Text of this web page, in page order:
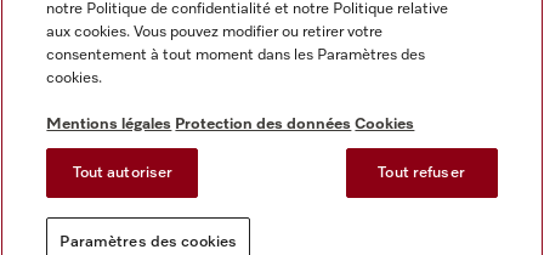
Protection des données
Conditions d'utilisation
Reglement sur les services numeriques
Paramètres des cookies
notre Politique de confidentialité et notre Politique relative
aux cookies. Vous pouvez modifier ou retirer votre
consentement à tout moment dans les Paramètres des
cookies.
Mentions légales Protection des données Cookies
Tout autoriser Tout refuser
Paramètres des cookies